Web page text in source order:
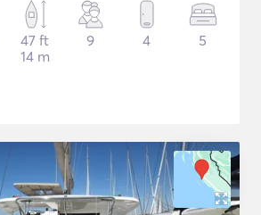
47 ft
14 m
9 4 5